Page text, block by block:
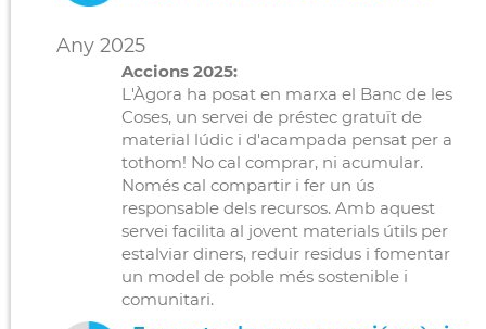
Any 2025
Accions 2025:
L'Àgora ha posat en marxa el Banc de les
Coses, un servei de préstec gratuït de
material lúdic i d'acampada pensat per a
tothom! No cal comprar, ni acumular.
Només cal compartir i fer un ús
responsable dels recursos. Amb aquest
servei facilita al jovent materials útils per
estalviar diners, reduir residus i fomentar
un model de poble més sostenible i
comunitari.